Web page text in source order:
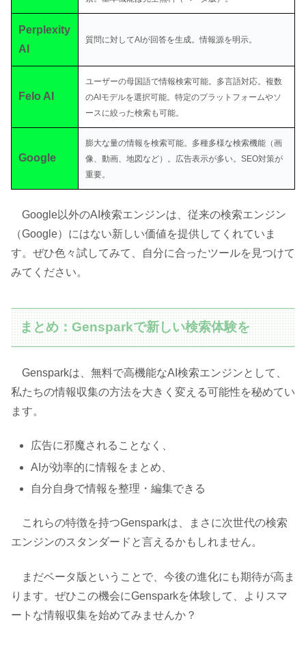
Perplexity
AI
質問に対してAIが回答を生成。情報源を明示。
Felo AI
ユーザーの母国語で情報検索可能。多言語対応。複数
のAIモデルを選択可能。特定のプラットフォームやソ
ースに絞った検索も可能。
Google
膨大な量の情報を検索可能。多種多様な検索機能（画
像、動画、地図など）。広告表示が多い。SEO対策が
重要。
Google以外のAI検索エンジンは、従来の検索エンジン
（Google）にはない新しい価値を提供してくれていま
す。ぜひ色々試してみて、自分に合ったツールを見つけて
みてください。
まとめ：Gensparkで新しい検索体験を
Gensparkは、無料で高機能なAI検索エンジンとして、
私たちの情報収集の方法を大きく変える可能性を秘めてい
ます。
広告に邪魔されることなく、
AIが効率的に情報をまとめ、
自分自身で情報を整理・編集できる
これらの特徴を持つGensparkは、まさに次世代の検索
エンジンのスタンダードと言えるかもしれません。
まだベータ版ということで、今後の進化にも期待が高ま
ります。ぜひこの機会にGensparkを体験して、よりスマ
ートな情報収集を始めてみませんか？